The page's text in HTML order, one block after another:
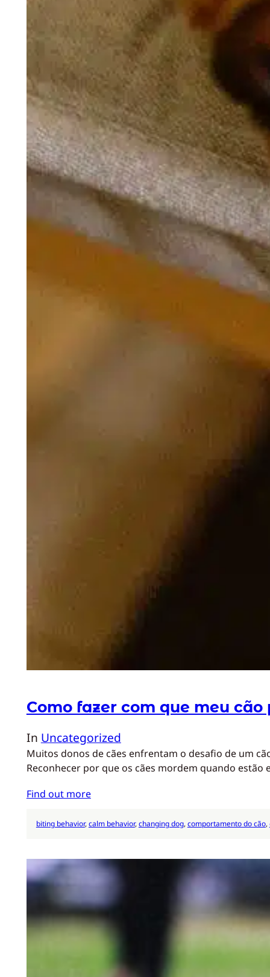
Como fazer com que meu
In Uncategorized
Muitos donos de cães enfrentam o desafio de um
Reconhecer por que os cães mordem quando
Find out more
biting behavior, calm behavior, changing dog, comportamento do cão,